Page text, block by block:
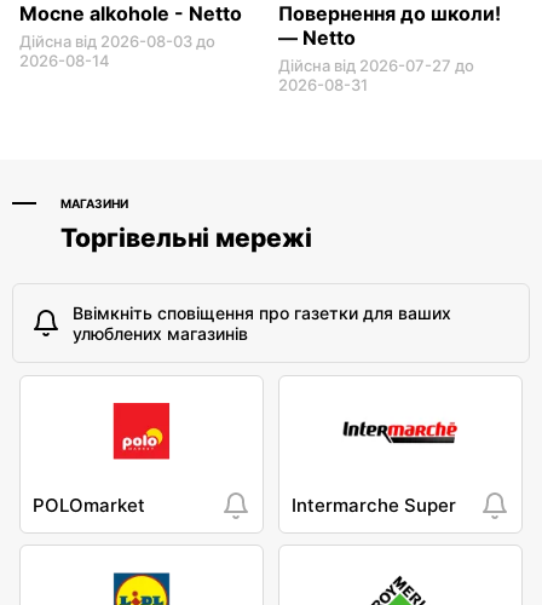
Mocne alkohole - Netto
Дійсна від 2026-08-03 до
2026-08-14
Повернення до школи!
— Netto
Дійсна від 2026-07-27 до
2026-08-31
МАГАЗИНИ
Торгівельні мережі
Ввімкніть сповіщення про газетки для ваших
улюблених магазинів
POLOmarket Intermarche Super